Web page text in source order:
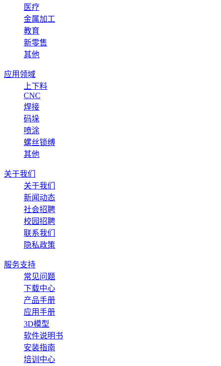
医疗
金属加工
教育
新零售
其他
应用领域
上下料
CNC
焊接
码垛
喷涂
螺丝锁缚
其他
关于我们
关于我们
新闻动态
社会招聘
校园招聘
联系我们
隐私政策
服务支持
常见问题
下载中心
产品手册
应用手册
3D模型
软件说明书
安装指南
培训中心